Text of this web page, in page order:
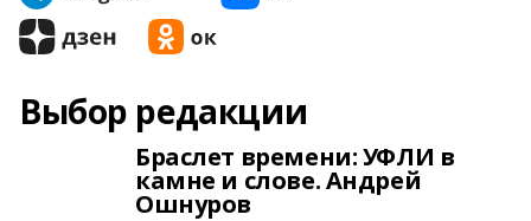
Выбор редакции
Браслет времени: УФЛИ в
камне и слове. Андрей
Ошнуров